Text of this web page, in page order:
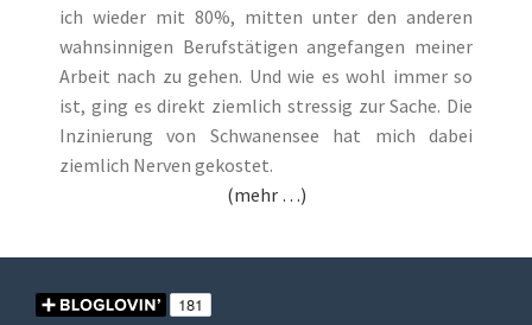
ich wieder mit 80%, mitten unter den anderen
wahnsinnigen Berufstätigen angefangen meiner
Arbeit nach zu gehen. Und wie es wohl immer so
ist, ging es direkt ziemlich stressig zur Sache. Die
Inzinierung von Schwanensee hat mich dabei
ziemlich Nerven gekostet.
(mehr …)